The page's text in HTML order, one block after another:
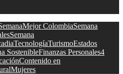
Mejor ColombiaSemana
Semana
TecnologíaTurismoEstados
SostenibleFinanzas Personales4
Contenido en
Mujeres